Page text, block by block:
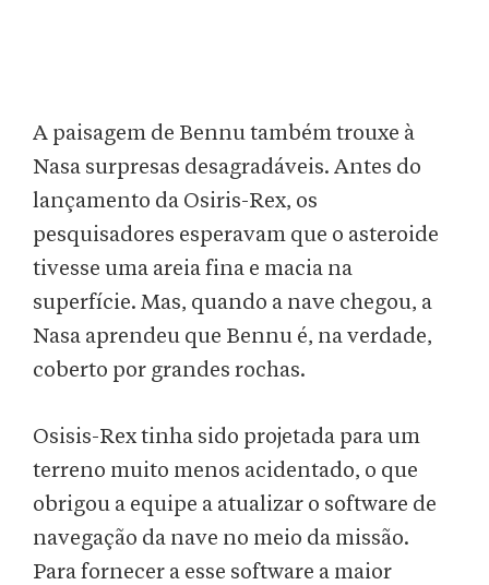
A paisagem de Bennu também trouxe à
Nasa surpresas desagradáveis. Antes do
lançamento da Osiris-Rex, os
pesquisadores esperavam que o asteroide
tivesse uma areia fina e macia na
superfície. Mas, quando a nave chegou, a
Nasa aprendeu que Bennu é, na verdade,
coberto por grandes rochas.
Osisis-Rex tinha sido projetada para um
terreno muito menos acidentado, o que
obrigou a equipe a atualizar o software de
navegação da nave no meio da missão.
Para fornecer a esse software a maior